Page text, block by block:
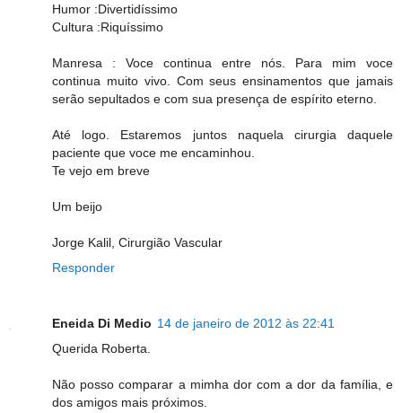
Humor :Divertidíssimo
Cultura :Riquíssimo
Manresa : Voce continua entre nós. Para mim voce
continua muito vivo. Com seus ensinamentos que jamais
serão sepultados e com sua presença de espírito eterno.
Até logo. Estaremos juntos naquela cirurgia daquele
paciente que voce me encaminhou.
Te vejo em breve
Um beijo
Jorge Kalil, Cirurgião Vascular
Responder
Eneida Di Medio 14 de janeiro de 2012 às 22:41
Querida Roberta.
Não posso comparar a mimha dor com a dor da família, e
dos amigos mais próximos.